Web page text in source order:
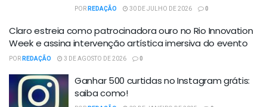
PORREDAÇÃO 30 DE JULHO DE 2026 0
Claro estreia como patrocinadora ouro no Rio Innovation
Week e assina intervenção artística imersiva do evento
PORREDAÇÃO 3 DE AGOSTO DE 2026 0
Ganhar 500 curtidas no Instagram grátis:
saiba como!